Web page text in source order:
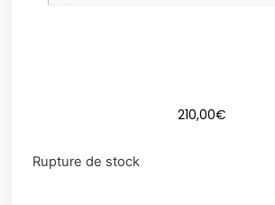
210,00€
Rupture de stock